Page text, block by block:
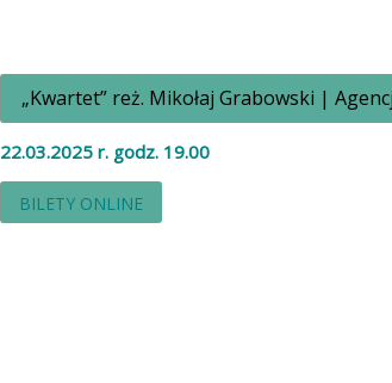
„Kwartet” reż. Mikołaj Grabowski |
22.03.2025 r. godz. 19.00
BILETY ONLINE